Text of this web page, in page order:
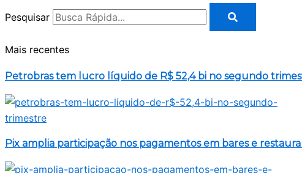
Pesquisar
Mais recentes
Petrobras tem lucro líquido de R$ 52,4 bi no segundo
Pix amplia participação nos pagamentos em bares e